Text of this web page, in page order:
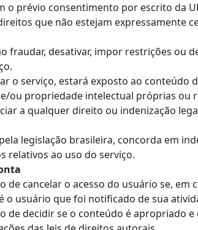
o prévio consentimento por escrito da
que não estejam expressamente
fraudar, desativar, impor restrições
o serviço, estará exposto ao conteúdo
ou propriedade intelectual próprias ou
a qualquer direito ou indenização
legislação brasileira, concorda em
relativos ao uso do serviço.
de cancelar o acesso do usuário se,
usuário que foi notificado de sua
de decidir se o conteúdo é apropriado